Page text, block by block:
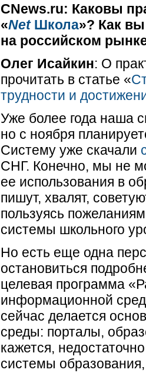
CNews.ru: Каковы
«NetШкола»? Как
на российском
Олег Исайкин: О
прочитать в статье «
трудности и
Уже более года наша
но с ноября
Систему уже скачали
СНГ. Конечно, мы не
ее использования в
пишут, хвалят,
пользуясь
системы школьного
Но есть еще одна
остановиться
целевая программа
информационной
сейчас делается
среды: порталы,
кажется,
системы